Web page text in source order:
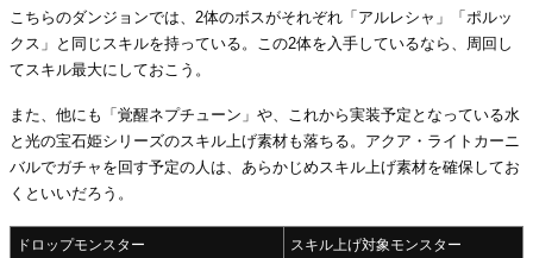
こちらのダンジョンでは、2体のボスがそれぞれ「アルレシャ」「ポルッ
クス」と同じスキルを持っている。この2体を入手しているなら、周回し
てスキル最大にしておこう。
また、他にも「覚醒ネプチューン」や、これから実装予定となっている水
と光の宝石姫シリーズのスキル上げ素材も落ちる。アクア・ライトカーニ
バルでガチャを回す予定の人は、あらかじめスキル上げ素材を確保してお
くといいだろう。
ドロップモンスター
スキル上げ対象モンスター